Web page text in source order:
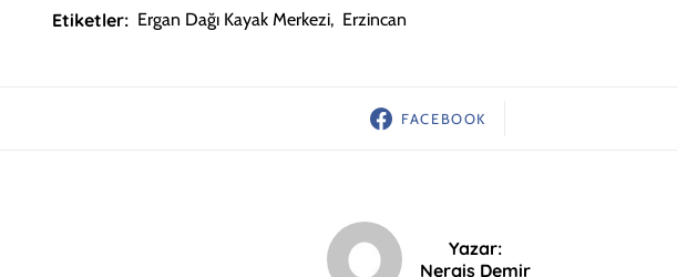
Etiketler: Ergan Dağı Kayak Merkezi, Erzincan
FACEBOOK
Yazar:
Nergis Demir